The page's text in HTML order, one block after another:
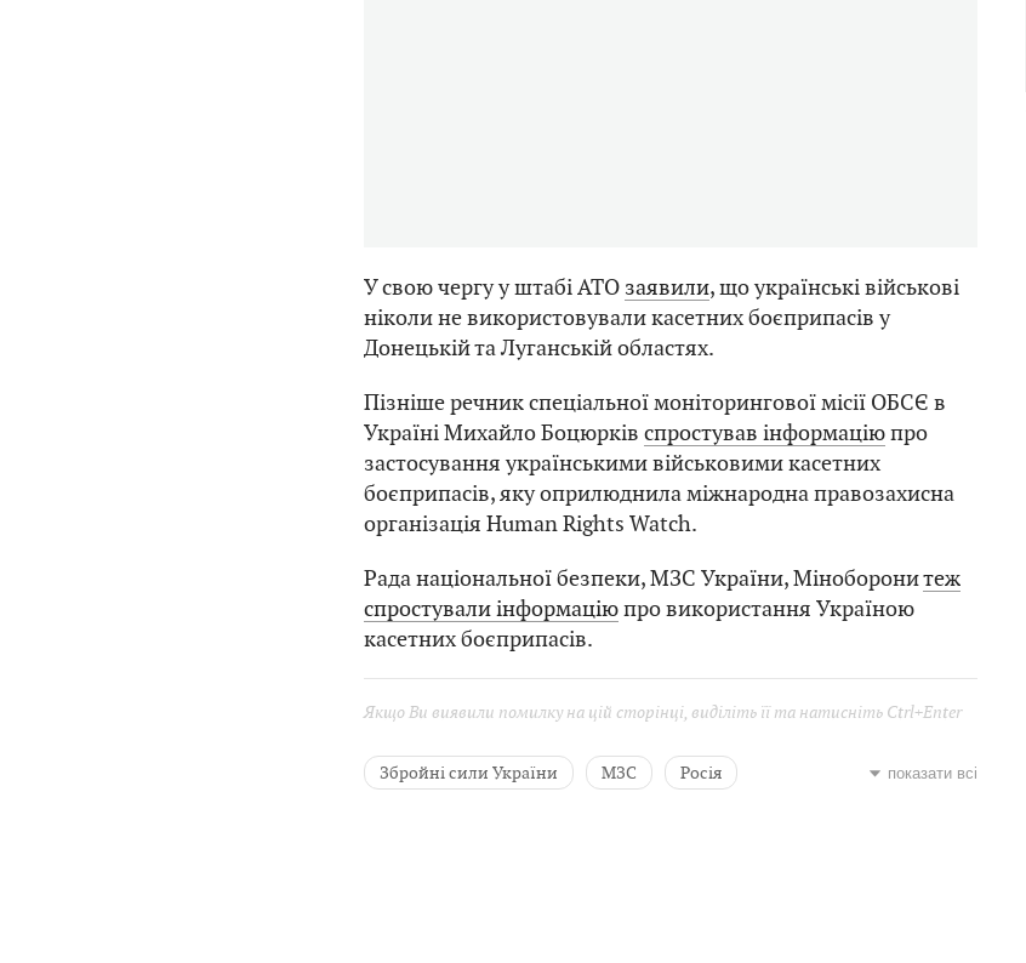
У свою чергу у штабі АТО заявили, що українські військові
ніколи не використовували касетних боєприпасів у
Донецькій та Луганській областях.
Пізніше речник спеціальної моніторингової місії ОБСЄ в
Україні Михайло Боцюрків спростував інформаціюпро
застосування українськими військовими касетних
боєприпасів, яку оприлюднила міжнародна правозахисна
організація Human Rights Watch.
Рада національної безпеки, МЗС України, Міноборонитеж
спростували інформаціюпро використання Україною
касетних боєприпасів.
Якщо Ви виявили помилку на цій сторінці, виділіть її та натисніть Ctrl+Enter
Збройні сили України МЗС Росія показати всі